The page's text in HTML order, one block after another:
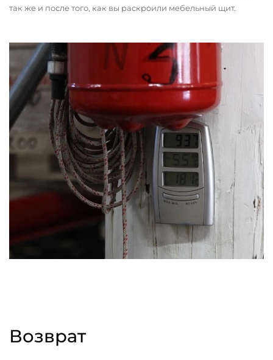
так же и после того, как вы раскроили мебельный щит.
Возврат